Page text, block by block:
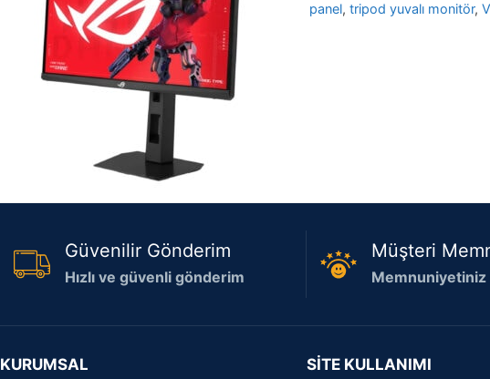
panel, tripod yuvalı monitör,
Güvenilir Gönderim
Hızlı ve güvenli gönderim
Müşteri
KURUMSAL SİTE KULLANIMI